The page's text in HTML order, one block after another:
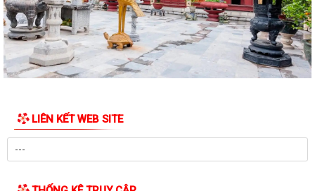
Chương trình làm việc của Thường trực Đảng ủy tuần thứ 30 (từ ngày
20/7 đến 26/7/2026)
Phường Phạm Sư Mạnh tổ chức Lễ dâng hương, dâng hoa và lấy mẫu
hài cốt liệt sĩ đối với 62 mộ chưa...
người có công nhân dịp kỷ niệm...
Phường Phạm Sư Mạnh tổ chức Hội nghị giới thiệu bộ giải pháp
LIÊN KẾT WEB SITE